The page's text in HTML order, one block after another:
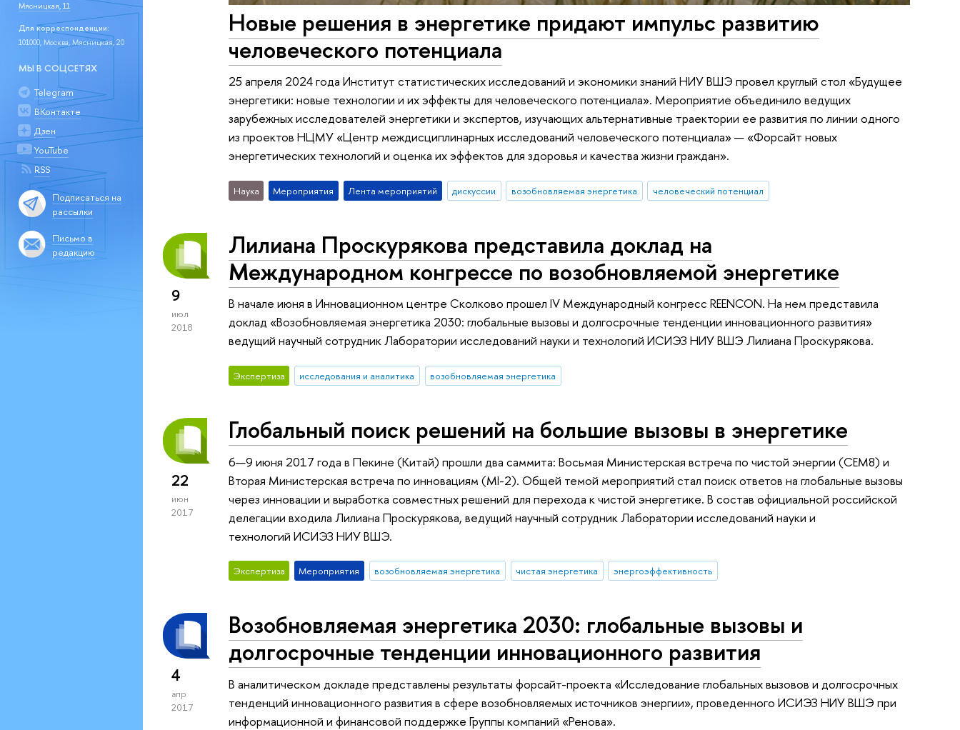
Мясницкая, 11
Для корреспонденции:
101000, Москва, Мясницкая, 20
МЫ В СОЦСЕТЯХ
Telegram
ВКонтакте
Дзен
YouTube
RSS
Подписаться на
рассылки
Письмо в
редакцию
Новые решения в энергетике придают импульс развитию
человеческого потенциала
25 апреля 2024 года Институт статистических исследований и экономики знаний НИУ ВШЭ провел круглый стол «Будущее
энергетики: новые технологии и их эффекты для человеческого потенциала». Мероприятие объединило ведущих
зарубежных исследователей энергетики и экспертов, изучающих альтернативные траектории ее развития по линии одного
из проектов НЦМУ «Центр междисциплинарных исследований человеческого потенциала» — «Форсайт новых
энергетических технологий и оценка их эффектов для здоровья и качества жизни граждан».
Наука Мероприятия Лента мероприятий дискуссии возобновляемая энергетика человеческий потенциал
9
июл
2018
Лилиана Проскурякова представила доклад на
Международном конгрессе по возобновляемой энергетике
В начале июня в Инновационном центре Сколково прошел IV Международный конгресс REENCON. На нем представила
доклад «Возобновляемая энергетика 2030: глобальные вызовы и долгосрочные тенденции инновационного развития»
ведущий научный сотрудник Лаборатории исследований науки и технологий ИСИЭЗ НИУ ВШЭ Лилиана Проскурякова.
Экспертиза исследования и аналитика возобновляемая энергетика
22
июн
2017
Глобальный поиск решений на большие вызовы в энергетике
6—9 июня 2017 года в Пекине (Китай) прошли два саммита: Восьмая Министерская встреча по чистой энергии (CEM8) и
Вторая Министерская встреча по инновациям (MI-2). Общей темой мероприятий стал поиск ответов на глобальные вызовы
через инновации и выработка совместных решений для перехода к чистой энергетике. В состав официальной российской
делегации входила Лилиана Проскурякова, ведущий научный сотрудник Лаборатории исследований науки и
технологий ИСИЭЗ НИУ ВШЭ.
Экспертиза Мероприятия возобновляемая энергетика чистая энергетика энергоэффективность
4
апр
2017
Возобновляемая энергетика 2030: глобальные вызовы и
долгосрочные тенденции инновационного развития
В аналитическом докладе представлены результаты форсайт-проекта «Исследование глобальных вызовов и долгосрочных
тенденций инновационного развития в сфере возобновляемых источников энергии», проведенного ИСИЭЗ НИУ ВШЭ при
информационной и финансовой поддержке Группы компаний «Ренова».